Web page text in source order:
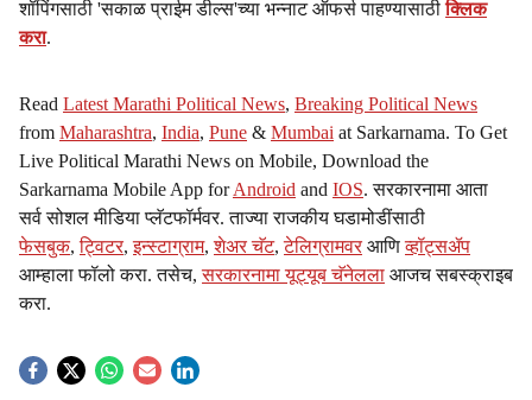
शॉपिंगसाठी 'सकाळ प्राईम डील्स'च्या भन्नाट ऑफर्स पाहण्यासाठीक्लिक
करा.
Read Latest Marathi Political News, Breaking Political News
from Maharashtra, India, Pune & Mumbai at Sarkarnama. To Get
Live Political Marathi News on Mobile, Download the
Sarkarnama Mobile App forAndroid and IOS. सरकारनामा आता
सर्व सोशल मीडिया प्लॅटफॉर्मवर. ताज्या राजकीय घडामोडींसाठी
फेसबुक,ट्विटर,इन्स्टाग्राम,शेअर चॅट,टेलिग्रामवर आणिव्हॉट्सॲप
आम्हाला फॉलो करा. तसेच,सरकारनामा यूट्यूब चॅनेलला आजच सबस्क्राइब
करा.